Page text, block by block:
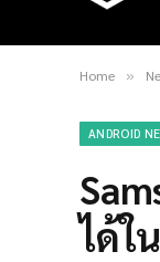
Home »
ANDROID
ได้ใ